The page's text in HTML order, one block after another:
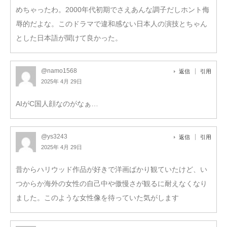
めちゃったわ。2000年代初期でさえあんな調子だしホント侮
辱的だよな。このドラマで違和感ない日本人の演技とちゃん
とした日本語が聞けて良かった。
@namo1568
2025年 4月 29日
返信 引用
AIがC国人顔なのがなぁ…
@ys3243
2025年 4月 29日
返信 引用
昔からハリウッド作品が好きで洋画ばかり観ていたけど、い
つからか海外の女性の自己中や傲慢さが観るに耐えなくなり
ました。このような女性像を待っていた気がします